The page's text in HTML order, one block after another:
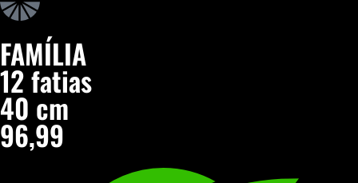
FAMÍLIA
12 fatias
40 cm
96,99